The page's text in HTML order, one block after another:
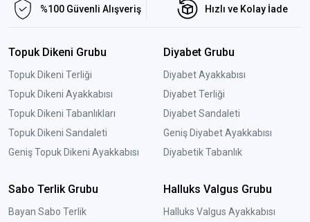
%100 Güvenli Alışveriş Hızlı ve Kolay İade
Topuk Dikeni Grubu
Topuk Dikeni Terliği
Topuk Dikeni Ayakkabısı
Topuk Dikeni Tabanlıkları
Topuk Dikeni Sandaleti
Geniş Topuk Dikeni Ayakkabısı
Diyabet Grubu
Diyabet Ayakkabısı
Diyabet Terliği
Diyabet Sandaleti
Geniş Diyabet Ayakkabısı
Diyabetik Tabanlık
Sabo Terlik Grubu
Bayan Sabo Terlik
Halluks Valgus Grubu
Halluks Valgus Ayakkabısı